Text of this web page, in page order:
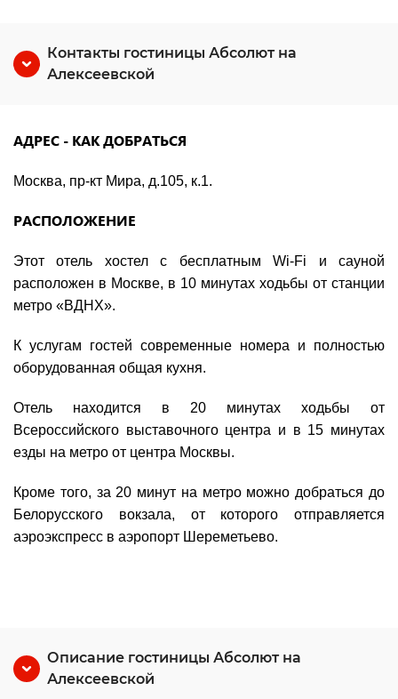
Контакты гостиницы Абсолют на
Алексеевской
АДРЕС - КАК ДОБРАТЬСЯ
Москва, пр-кт Мира, д.105, к.1.
РАСПОЛОЖЕНИЕ
Этот отель хостел с бесплатным Wi-Fi и сауной
расположен в Москве, в 10 минутах ходьбы от станции
метро «ВДНХ».
К услугам гостей современные номера и полностью
оборудованная общая кухня.
Отель находится в 20 минутах ходьбы от
Всероссийского выставочного центра и в 15 минутах
езды на метро от центра Москвы.
Кроме того, за 20 минут на метро можно добраться до
Белорусского вокзала, от которого отправляется
аэроэкспресс в аэропорт Шереметьево.
Описание гостиницы Абсолют на
Алексеевской